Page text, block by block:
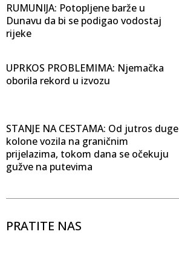
RUMUNIJA: Potopljene barže u
Dunavu da bi se podigao vodostaj
rijeke
UPRKOS PROBLEMIMA: Njemačka
oborila rekord u izvozu
STANJE NA CESTAMA: Od jutros duge
kolone vozila na graničnim
prijelazima, tokom dana se očekuju
gužve na putevima
PRATITE NAS